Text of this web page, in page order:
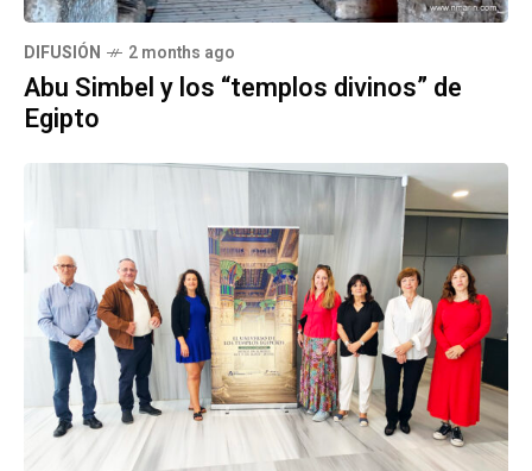
DIFUSIÓN 2 months ago
Abu Simbel y los “templos divinos” de
Egipto